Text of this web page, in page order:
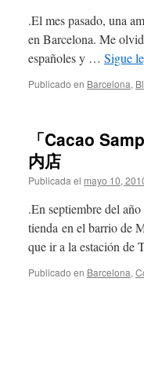
.El mes pasado, una
en Barcelona. Me
españoles y … Sigue
Publicado en Barcelona,
「Cacao
内店
Publicada el mayo 10,
.En septiembre del
tienda en el barrio de
que ir a la estación de
Publicado en Barcelona,